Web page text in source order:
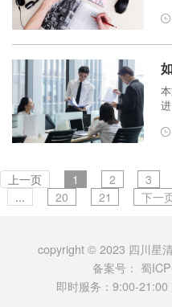
上一页 1 2 3
...
20 21 下一
copyright © 2023 四川星
备案号： 蜀
即时服务：9:00-